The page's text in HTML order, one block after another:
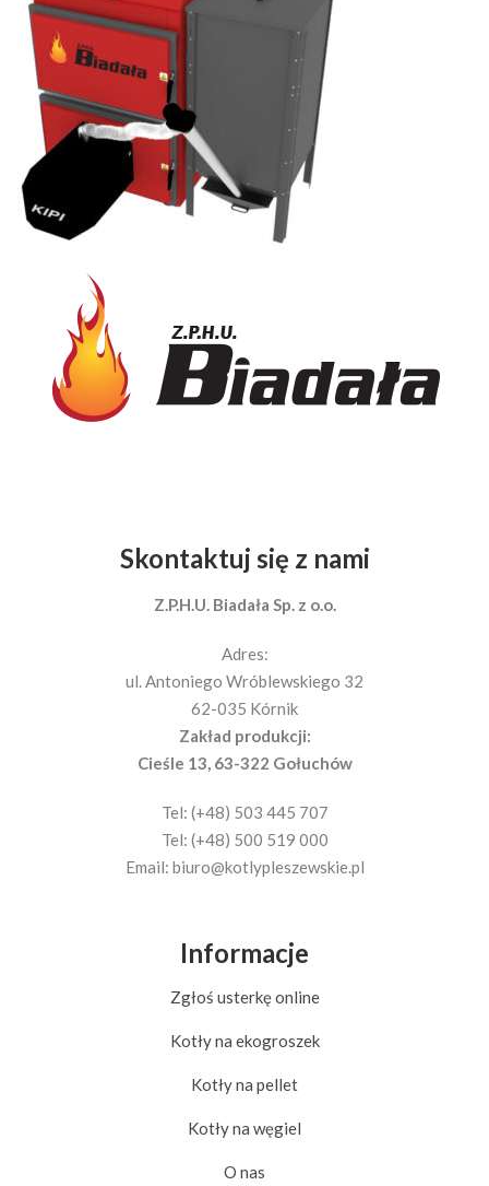
Skontaktuj się z nami
Z.P.H.U. Biadała Sp. z o.o.
Adres:
ul. Antoniego Wróblewskiego 32
62-035 Kórnik
Zakład produkcji:
Cieśle 13, 63-322 Gołuchów
Tel: (+48) 503 445 707
Tel: (+48) 500 519 000
Email: biuro@kotlypleszewskie.pl
Informacje
Zgłoś usterkę online
Kotły na ekogroszek
Kotły na pellet
Kotły na węgiel
O nas